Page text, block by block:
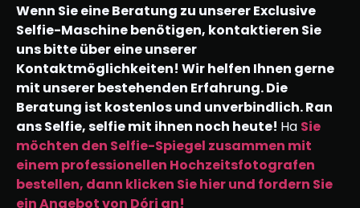
Wenn Sie eine Beratung zu unserer Exclusive
Selfie-Maschine benötigen, kontaktieren Sie
uns bitte über eine unserer
Kontaktmöglichkeiten! Wir helfen Ihnen gerne
mit unserer bestehenden Erfahrung. Die
Beratung ist kostenlos und unverbindlich. Ran
ans Selfie, selfie mit ihnen noch heute! Ha Sie
möchten den Selfie-Spiegel zusammen mit
einem professionellen Hochzeitsfotografen
bestellen, dann klicken Sie hier und fordern Sie
ein Angebot von Dóri an!